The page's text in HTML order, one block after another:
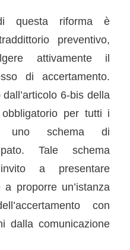
questa riforma è
preventivo,
attivamente il
di accertamento.
6-bis della
per tutti i
uno schema di
Tale schema
a presentare
proporre un’istanza
con
dalla comunicazione